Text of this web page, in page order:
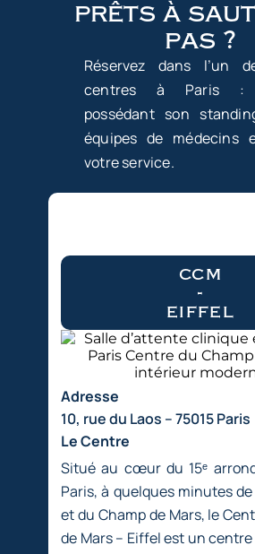
prêts à
pas ?
Réservez dans l’un
centres à Paris :
possédant son
équipes de médecins
votre service.
ccm
-
eiffel
Adresse
10, rue du Laos – 75015 Paris
Le Centre
Situé au cœur du 15ᵉ
Paris, à quelques minutes
et du Champ de Mars, le
de Mars – Eiffel est un